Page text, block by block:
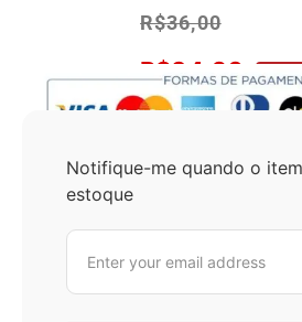
R$36,00
R$34,20 No Pix
Notifique-me quando o
estoque